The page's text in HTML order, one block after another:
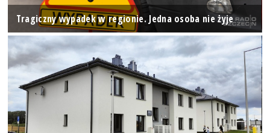
Tragiczny wypadek w regionie. Jedna osoba nie żyje